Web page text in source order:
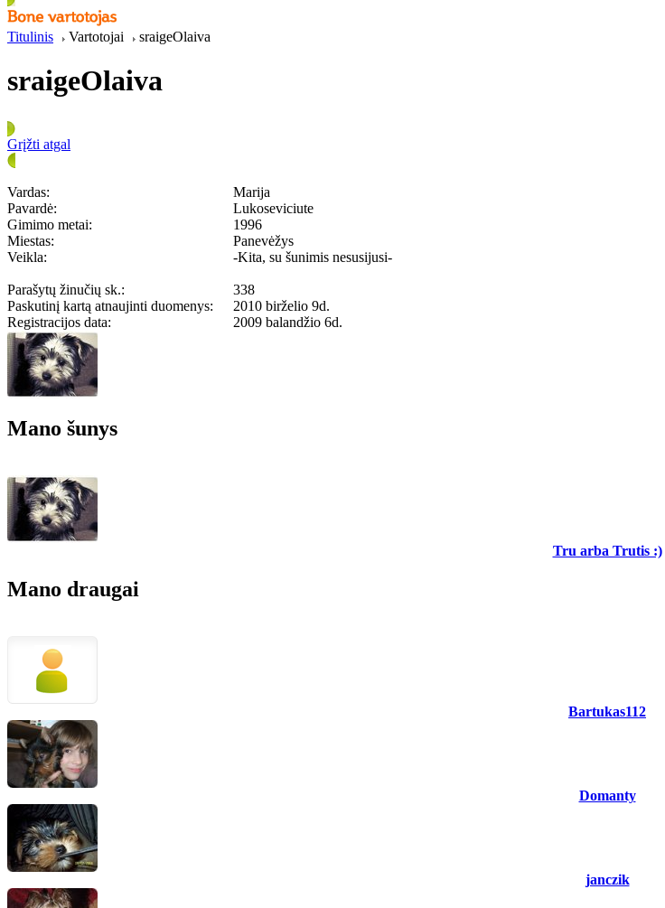
Titulinis Vartotojai sraigeOlaiva
sraigeOlaiva
Grįžti atgal
Vardas:
Marija
Pavardė:
Lukoseviciute
Gimimo metai:
1996
Miestas:
Panevėžys
Veikla:
-Kita, su šunimis nesusijusi-
Parašytų žinučių sk.:
338
Paskutinį kartą atnaujinti duomenys:
2010 birželio 9d.
Registracijos data:
2009 balandžio 6d.
Mano šunys
Tru arba Trutis :)
Mano draugai
Bartukas112
Domanty
janczik